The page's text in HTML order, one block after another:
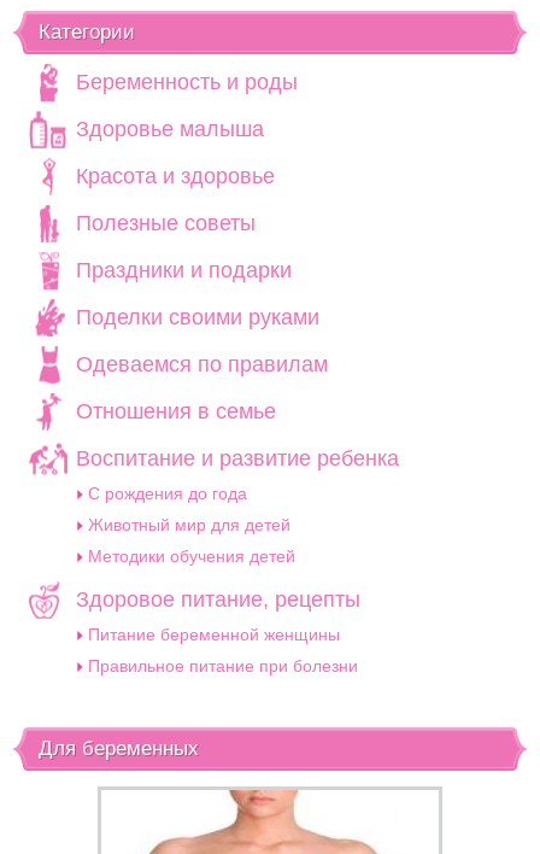
Категории
Беременность и роды
Здоровье малыша
Красота и здоровье
Полезные советы
Праздники и подарки
Поделки своими руками
Одеваемся по правилам
Отношения в семье
Воспитание и развитие ребенка
C рождения до года
Животный мир для детей
Методики обучения детей
Здоровое питание, рецепты
Питание беременной женщины
Правильное питание при болезни
Для беременных